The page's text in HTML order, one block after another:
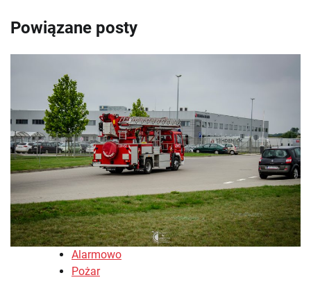
Powiązane posty
Alarmowo
Pożar